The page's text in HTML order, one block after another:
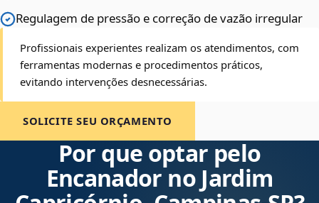
Regulagem de pressão e correção de vazão irregular
Profissionais experientes realizam os atendimentos, com
ferramentas modernas e procedimentos práticos,
evitando intervenções desnecessárias.
SOLICITE SEU ORÇAMENTO
Por que optar pelo
Encanador no Jardim